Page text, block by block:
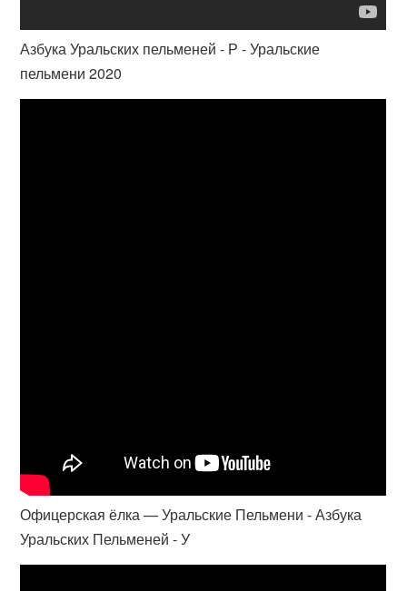
Азбука Уральских пельменей - Р - Уральские
пельмени 2020
Офицерская ёлка — Уральские Пельмени - Азбука
Уральских Пельменей - У